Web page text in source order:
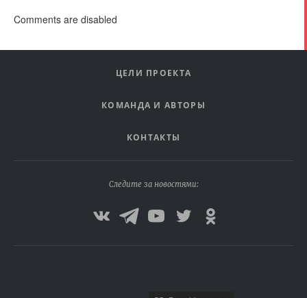
Comments are disabled
ЦЕЛИ ПРОЕКТА
КОМАНДА И АВТОРЫ
КОНТАКТЫ
Следите за новостями: